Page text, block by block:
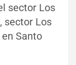
sector Los
sector Los
Santo